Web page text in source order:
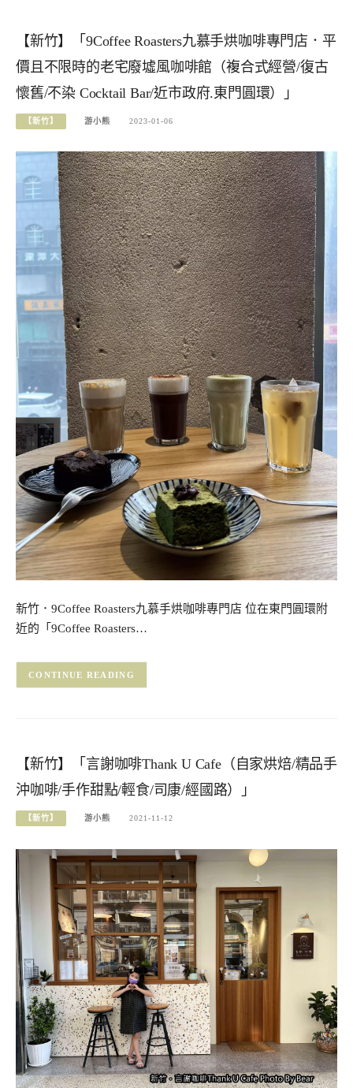
【新竹】「9Coffee Roasters九慕手烘咖啡專門店．平
價且不限時的老宅廢墟風咖啡館（複合式經營/復古
懷舊/不染 Cocktail Bar/近市政府.東門圓環）」
【新竹】 游小熊 2023-01-06
新竹．9Coffee Roasters九慕手烘咖啡專門店 位在東門圓環附
近的「9Coffee Roasters…
CONTINUE READING
【新竹】「言謝咖啡Thank U Cafe（自家烘焙/精品手
沖咖啡/手作甜點/輕食/司康/經國路）」
【新竹】 游小熊 2021-11-12